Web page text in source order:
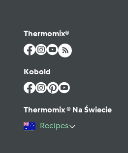
Thermomix®
Kobold
Thermomix ® Na Świecie
Recipes